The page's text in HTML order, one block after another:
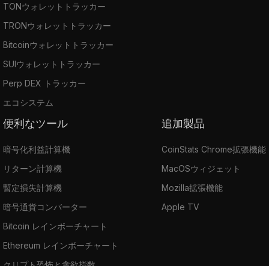
TONウォレットトラッカー
TRONウォレットトラッカー
Bitcoinウォレットトラッカー
SUIウォレットトラッカー
Perp DEX トラッカー
エコシステム
便利なツール
暗号化利益計算機
リターン計算機
暫定損失計算機
暗号通貨コンバーター
Bitcoin レインボーチャート
Ethereum レインボーチャート
追加製品
CoinStats Chrome拡張機能
MacOSウィジェット
Mozilla拡張機能
Apple TV